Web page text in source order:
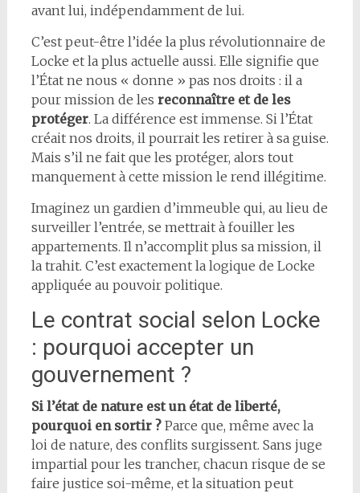
avant lui, indépendamment de lui.
C’est peut-être l’idée la plus révolutionnaire de
Locke et la plus actuelle aussi. Elle signifie que
l’État ne nous « donne » pas nos droits : il a
pour mission de les reconnaître et de les
protéger. La différence est immense. Si l’État
créait nos droits, il pourrait les retirer à sa guise.
Mais s’il ne fait que les protéger, alors tout
manquement à cette mission le rend illégitime.
Imaginez un gardien d’immeuble qui, au lieu de
surveiller l’entrée, se mettrait à fouiller les
appartements. Il n’accomplit plus sa mission, il
la trahit. C’est exactement la logique de Locke
appliquée au pouvoir politique.
Le contrat social selon Locke
: pourquoi accepter un
gouvernement ?
Si l’état de nature est un état de liberté,
pourquoi en sortir ?Parce que, même avec la
loi de nature, des conflits surgissent. Sans juge
impartial pour les trancher, chacun risque de se
faire justice soi-même, et la situation peut